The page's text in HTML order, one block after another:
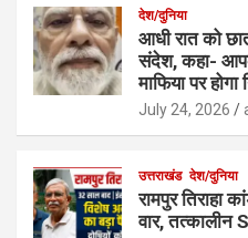
देश/दुनिया
आधी रात को
संदेश, कहा-
माफिया पर होगा
July 24, 2026
उत्तराखंड देश/दुनिया
रामपुर तिराहा
वार,